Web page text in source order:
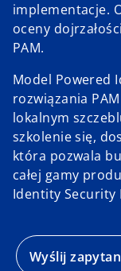
implementacje.
oceny
PAM.
Model Powered
rozwiązania
lokalnym
szkolenie się,
która pozwala
całej gamy
Identity
Wyślij